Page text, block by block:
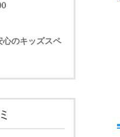
のキッズスペ